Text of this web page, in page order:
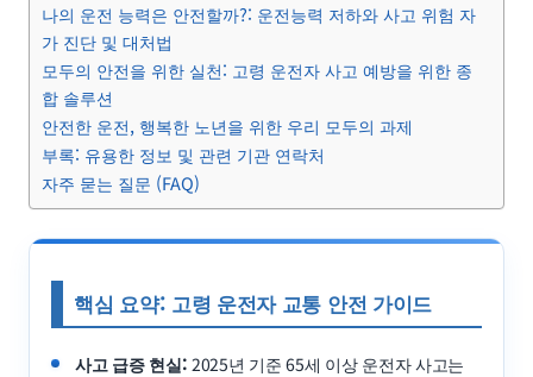
나의 운전 능력은 안전할까?: 운전능력 저하와 사고 위험 자
가 진단 및 대처법
모두의 안전을 위한 실천: 고령 운전자 사고 예방을 위한 종
합 솔루션
안전한 운전, 행복한 노년을 위한 우리 모두의 과제
부록: 유용한 정보 및 관련 기관 연락처
자주 묻는 질문 (FAQ)
핵심 요약: 고령 운전자 교통 안전 가이드
사고 급증 현실: 2025년 기준 65세 이상 운전자 사고는